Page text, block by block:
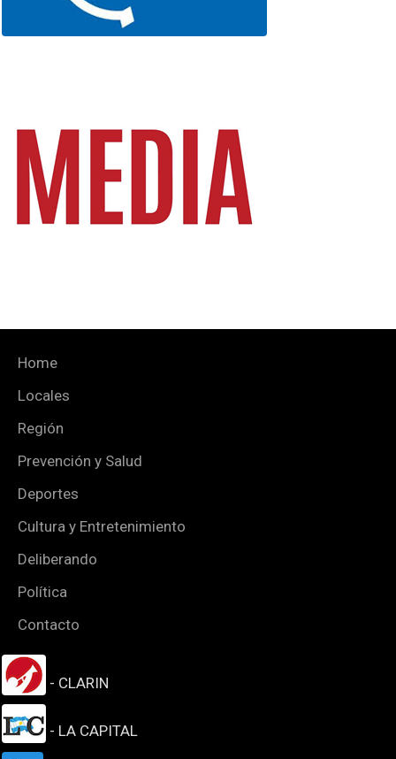
Home
Locales
Región
Prevención y Salud
Deportes
Cultura y Entretenimiento
Deliberando
Política
Contacto
- CLARIN
- LA CAPITAL